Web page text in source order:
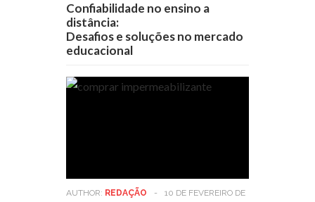
Confiabilidade no ensino a
distância:
Desafios e soluções no mercado
educacional
AUTHOR: REDAÇÃO -
10 DE FEVEREIRO DE